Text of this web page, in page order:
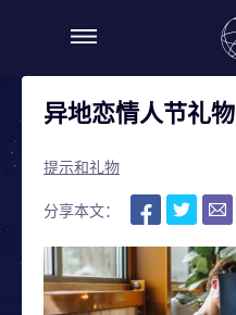
异地恋情人节礼物
提示和礼物
分享本文：